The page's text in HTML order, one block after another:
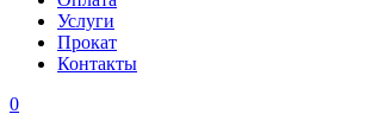
Услуги
Прокат
Контакты
0